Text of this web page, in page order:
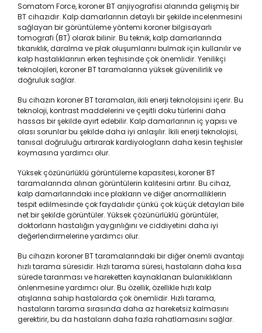
Somatom Force, koroner BT anjiyografisi alanında gelişmiş bir
BT cihazıdır. Kalp damarlarının detaylı bir şekilde incelenmesini
sağlayan bir görüntüleme yöntemi koroner bilgisayarlı
tomografi (BT) olarak bilinir. Bu teknik, kalp damarlarında
tıkanıklık, daralma ve plak oluşumlarını bulmak için kullanılır ve
kalp hastalıklarının erken teşhisinde çok önemlidir. Yenilikçi
teknolojileri, koroner BT taramalarına yüksek güvenilirlik ve
doğruluk sağlar.
Bu cihazın koroner BT taramaları, ikili enerji teknolojisini içerir. Bu
teknoloji, kontrast maddelerini ve çeşitli doku türlerini daha
hassas bir şekilde ayırt edebilir. Kalp damarlarının iç yapısı ve
olası sorunlar bu şekilde daha iyi anlaşılır. İkili enerji teknolojisi,
tanısal doğruluğu artırarak kardiyologların daha kesin teşhisler
koymasına yardımcı olur.
Yüksek çözünürlüklü görüntüleme kapasitesi, koroner BT
taramalarında alınan görüntülerin kalitesini artırır. Bu cihaz,
kalp damarlarındaki ince plakların ve diğer anormalliklerin
tespit edilmesinde çok faydalıdır çünkü çok küçük detayları bile
net bir şekilde görüntüler. Yüksek çözünürlüklü görüntüler,
doktorların hastalığın yaygınlığını ve ciddiyetini daha iyi
değerlendirmelerine yardımcı olur.
Bu cihazın koroner BT taramalarındaki bir diğer önemli avantajı
hızlı tarama süresidir. Hızlı tarama süresi, hastaların daha kısa
sürede taranması ve hareketten kaynaklanan bulanıklıkların
önlenmesine yardımcı olur. Bu özellik, özellikle hızlı kalp
atışlarına sahip hastalarda çok önemlidir. Hızlı tarama,
hastaların tarama sırasında daha az hareketsiz kalmasını
gerektirir, bu da hastaların daha fazla rahatlamasını sağlar.